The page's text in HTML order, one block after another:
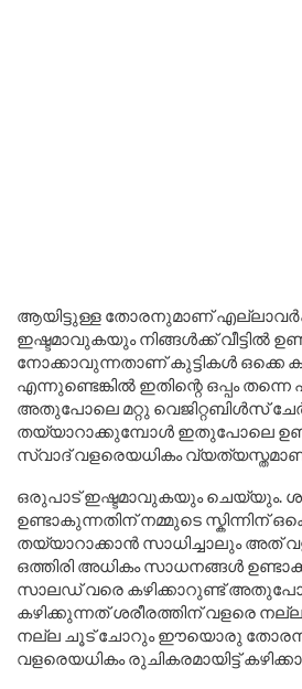
ആയിട്ടുള്ള തോരനുമാണ്
ഇഷ്ടമാവുകയും നിങ്ങൾക്ക് വീട്ടിൽ
നോക്കാവുന്നതാണ് കുട്ടികൾ ഒക്കെ
എന്നുണ്ടെങ്കിൽ ഇതിന്റെ ഒപ്പം തന്നെ
അതുപോലെ മറ്റു വെജിറ്റബിൾസ്
തയ്യാറാക്കുമ്പോൾ ഇതുപോലെ
സ്വാദ് വളരെയധികം
ഒരുപാട് ഇഷ്ടമാവുകയും ചെയ്യും.
ഉണ്ടാകുന്നതിന് നമ്മുടെ സ്കിന്നിന്
തയ്യാറാക്കാൻ സാധിച്ചാലും അത്
ഒത്തിരി അധികം സാധനങ്ങൾ
സാലഡ് വരെ കഴിക്കാറുണ്ട്
കഴിക്കുന്നത് ശരീരത്തിന് വളരെ
നല്ല ചൂട് ചോറും ഈയൊരു തോരനും
വളരെയധികം രുചികരമായിട്ട്